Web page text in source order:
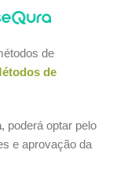
de
de
, poderá optar pelo
e aprovação da